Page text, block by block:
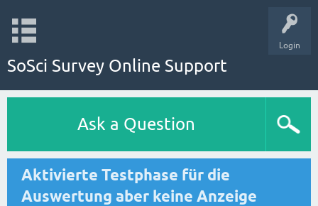
Login
SoSci Survey Online Support
Ask a Question
Aktivierte Testphase für die
Auswertung aber keine Anzeige